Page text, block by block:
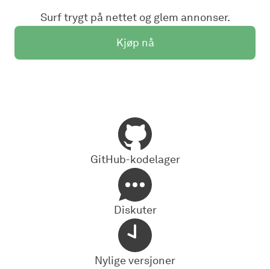
Surf trygt på nettet og glem annonser.
Kjøp nå
GitHub-kodelager
Diskuter
Nylige versjoner